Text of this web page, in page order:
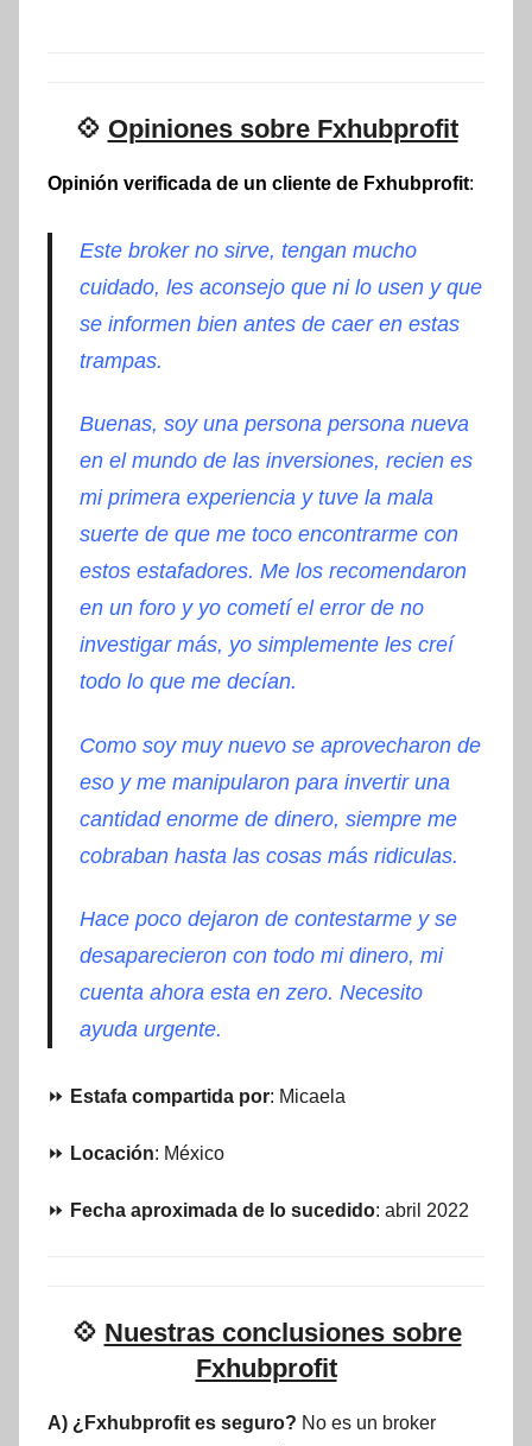
💠 Opiniones sobre Fxhubprofit
Opinión verificada de un cliente de Fxhubprofit:
Este broker no sirve, tengan mucho
cuidado, les aconsejo que ni lo usen y que
se informen bien antes de caer en estas
trampas.
Buenas, soy una persona persona nueva
en el mundo de las inversiones, recien es
mi primera experiencia y tuve la mala
suerte de que me toco encontrarme con
estos estafadores. Me los recomendaron
en un foro y yo cometí el error de no
investigar más, yo simplemente les creí
todo lo que me decían.
Como soy muy nuevo se aprovecharon de
eso y me manipularon para invertir una
cantidad enorme de dinero, siempre me
cobraban hasta las cosas más ridiculas.
Hace poco dejaron de contestarme y se
desaparecieron con todo mi dinero, mi
cuenta ahora esta en zero. Necesito
ayuda urgente.
⏩ Estafa compartida por: Micaela
⏩ Locación: México
⏩ Fecha aproximada de lo sucedido: abril 2022
💠 Nuestras conclusiones sobre
Fxhubprofit
A) ¿Fxhubprofit es seguro? No es un broker